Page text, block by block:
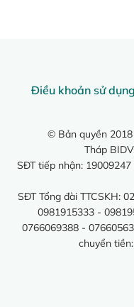
Điều khoản sử dụng
© Bản quyền
Tháp
SĐT tiếp nhận:
SĐT Tổng đài TTCSKH:
0981915333 -
0766069388 -
chuyển